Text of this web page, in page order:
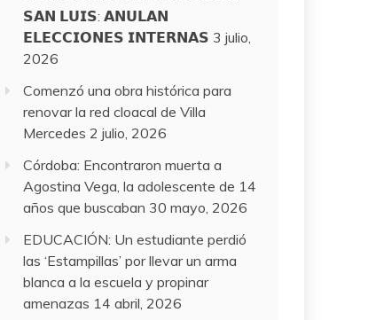
𝗦𝗔𝗡 𝗟𝗨𝗜𝗦: 𝗔𝗡𝗨𝗟𝗔𝗡
𝗘𝗟𝗘𝗖𝗖𝗜𝗢𝗡𝗘𝗦 𝗜𝗡𝗧𝗘𝗥𝗡𝗔𝗦 3 julio,
2026
Comenzó una obra histórica para
renovar la red cloacal de Villa
Mercedes 2 julio, 2026
Córdoba: Encontraron muerta a
Agostina Vega, la adolescente de 14
años que buscaban 30 mayo, 2026
EDUCACIÓN: Un estudiante perdió
las ‘Estampillas’ por llevar un arma
blanca a la escuela y propinar
amenazas 14 abril, 2026